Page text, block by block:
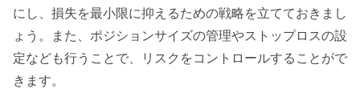
にし、損失を最小限に抑えるための戦略を立てておきまし
ょう。また、ポジションサイズの管理やストップロスの設
定なども行うことで、リスクをコントロールすることがで
きます。